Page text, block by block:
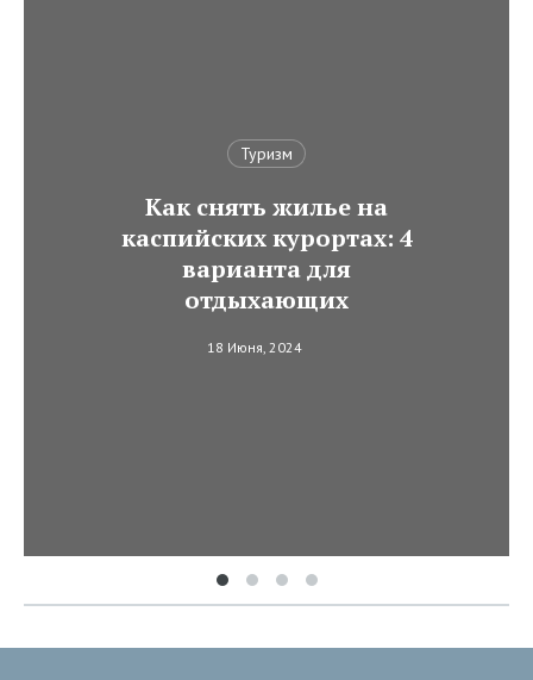
Туризм
Как снять жилье на
каспийских курортах: 4
варианта для
отдыхающих
18 Июня, 2024